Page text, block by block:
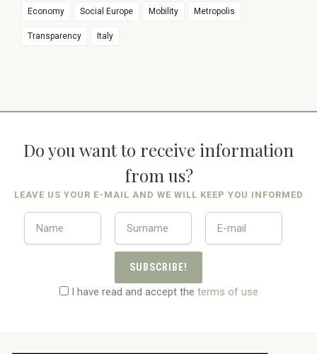
Economy Social Europe Mobility Metropolis
Transparency Italy
Do you want to receive information
from us?
LEAVE US YOUR E-MAIL AND WE WILL KEEP YOU INFORMED
SUBSCRIBE!
I have read and accept the terms of use